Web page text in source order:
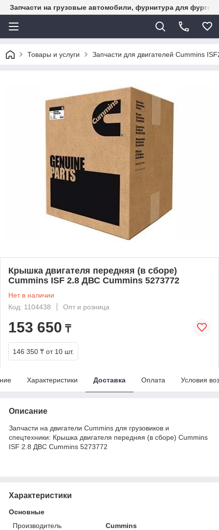
Запчасти на грузовые автомобили, фурнитура для
Товары и услуги Запчасти для двигателей Cummins
Крышка двигателя передняя (в сборе)
Cummins ISF 2.8 ДВС Cummins 5273772
Нет в наличии
Код: 1104438
Опт и розница
153 650 ₸
146 350 ₸ от 10 шт.
Характеристики Доставка Оплата Условия
Описание
Запчасти на двигатели Cummins для грузовиков и
спецтехники: Крышка двигателя передняя (в сборе) Cummins
ISF 2.8 ДВС Cummins 5273772
Характеристики
Основные
Производитель
Cummins